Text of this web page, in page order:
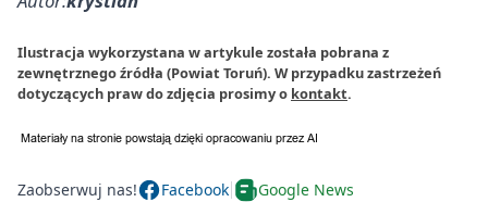
Ilustracja wykorzystana w artykule została pobrana z
zewnętrznego źródła (Powiat Toruń). W przypadku zastrzeżeń
dotyczących praw do zdjęcia prosimy o kontakt.
Zaobserwuj nas! Facebook Google News